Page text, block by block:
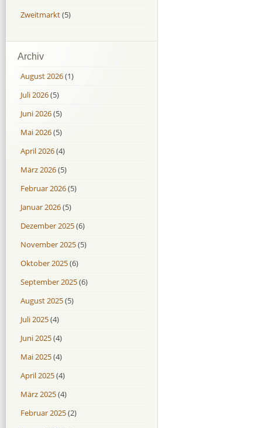
Zweitmarkt(5)
Archiv
August 2026(1)
Juli 2026(5)
Juni 2026(5)
Mai 2026(5)
April 2026(4)
März 2026(5)
Februar 2026(5)
Januar 2026(5)
Dezember 2025(6)
November 2025(5)
Oktober 2025(6)
September 2025(6)
August 2025(5)
Juli 2025(4)
Juni 2025(4)
Mai 2025(4)
April 2025(4)
März 2025(4)
Februar 2025(2)